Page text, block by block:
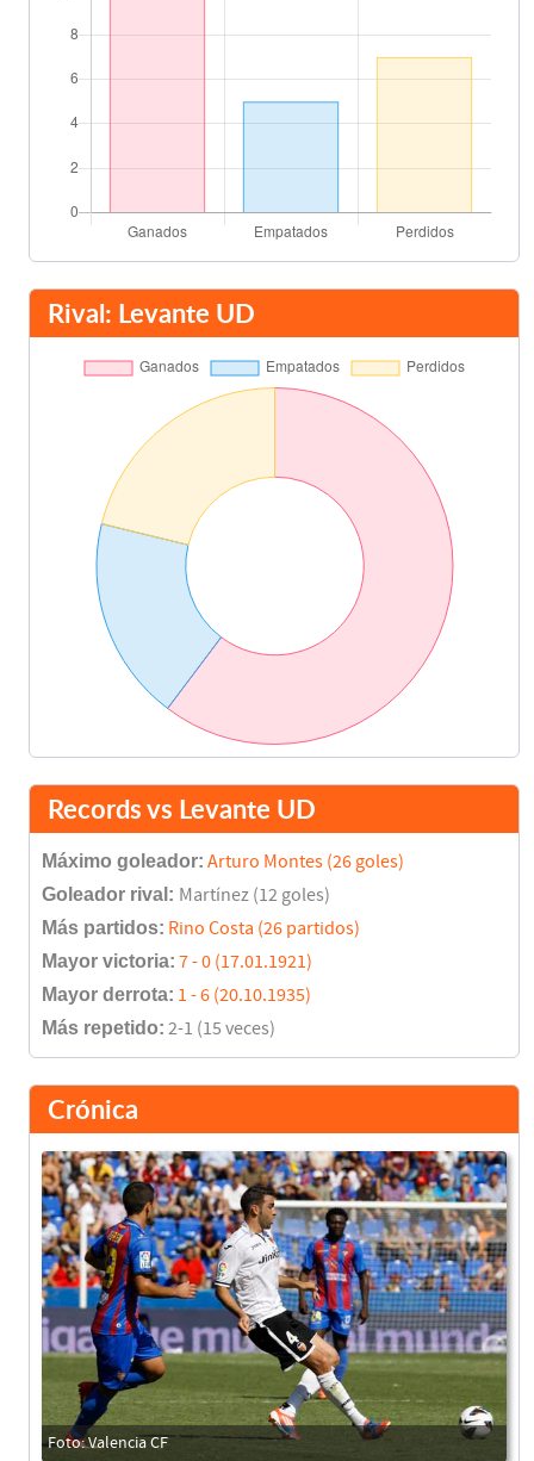
El Zhar
Antonio Barragán
Joao Pereira
78'
Jonathan Viera
Míchel 86'
Nelson Valdez
Munúa
Final del partido
Rival: Levante UD
Records vs Levante UD
Máximo goleador: Arturo Montes (26 goles)
Goleador rival: Martínez (12 goles)
Más partidos: Rino Costa (26 partidos)
Mayor victoria: 7 - 0 (17.01.1921)
Mayor derrota: 1 - 6 (20.10.1935)
Más repetido: 2-1 (15 veces)
Crónica